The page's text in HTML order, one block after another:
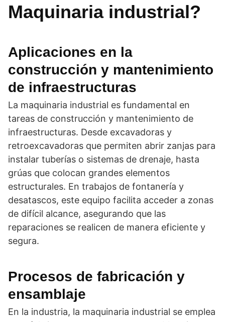
Maquinaria industrial?
Aplicaciones en la
construcción y mantenimiento
de infraestructuras
La maquinaria industrial es fundamental en
tareas de construcción y mantenimiento de
infraestructuras. Desde excavadoras y
retroexcavadoras que permiten abrir zanjas para
instalar tuberías o sistemas de drenaje, hasta
grúas que colocan grandes elementos
estructurales. En trabajos de fontanería y
desatascos, este equipo facilita acceder a zonas
de difícil alcance, asegurando que las
reparaciones se realicen de manera eficiente y
segura.
Procesos de fabricación y
ensamblaje
En la industria, la maquinaria industrial se emplea